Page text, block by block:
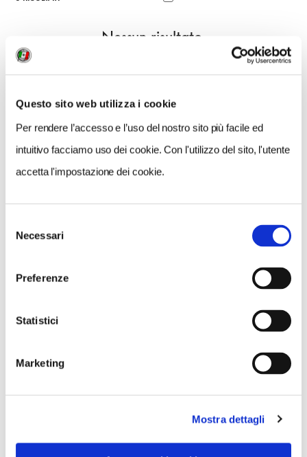
Questo sito web utilizza i cookie
Per rendere l’accesso e l’uso del nostro sito più facile ed
intuitivo facciamo uso dei cookie. Con l'utilizzo del sito, l'utente
accetta l'impostazione dei cookie.
delNecessari
Preferenze
Statistici
Marketing
Mostra dettagli
Nessun risultato.
VEDI SU